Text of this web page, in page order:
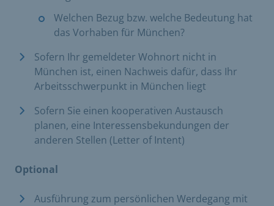
Welchen Bezug bzw. welche Bedeutung hat
das Vorhaben für München?
Sofern Ihr gemeldeter Wohnort nicht in
München ist, einen Nachweis dafür, dass Ihr
Arbeitsschwerpunkt in München liegt
Sofern Sie einen kooperativen Austausch
planen, eine Interessensbekundungen der
anderen Stellen (Letter of Intent)
Optional
Ausführung zum persönlichen Werdegang mit